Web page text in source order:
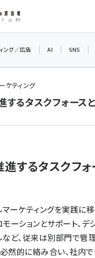
(2301)
ング／広告 AI SNS
ケティング
るタスクフォースと
するタスクフォ
ーケティングを実践に移
ーションとサポート、デ
など、従来は別部門で管
然的に絡み合い、社内